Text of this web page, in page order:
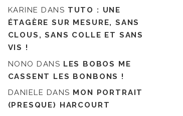
KARINE DANS TUTO : UNE
ÉTAGÈRE SUR MESURE, SANS
CLOUS, SANS COLLE ET SANS
VIS !
NONO DANS LES BOBOS ME
CASSENT LES BONBONS !
DANIELE DANS MON PORTRAIT
(PRESQUE) HARCOURT